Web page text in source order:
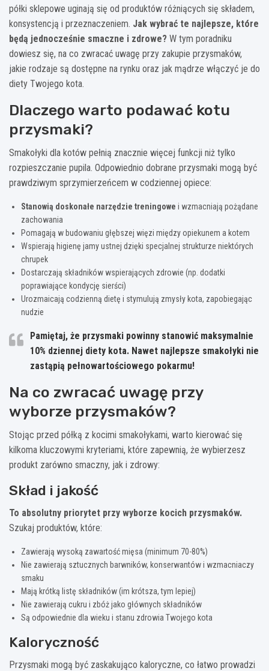
półki sklepowe uginają się od produktów różniących się składem,
konsystencją i przeznaczeniem. Jak wybrać te najlepsze, które
będą jednocześnie smaczne i zdrowe? W tym poradniku
dowiesz się, na co zwracać uwagę przy zakupie przysmaków,
jakie rodzaje są dostępne na rynku oraz jak mądrze włączyć je do
diety Twojego kota.
Dlaczego warto podawać kotu
przysmaki?
Smakołyki dla kotów pełnią znacznie więcej funkcji niż tylko
rozpieszczanie pupila. Odpowiednio dobrane przysmaki mogą być
prawdziwym sprzymierzeńcem w codziennej opiece:
Stanowią doskonałe narzędzie treningowe i wzmacniają pożądane
zachowania
Pomagają w budowaniu głębszej więzi między opiekunem a kotem
Wspierają higienę jamy ustnej dzięki specjalnej strukturze niektórych
chrupek
Dostarczają składników wspierających zdrowie (np. dodatki
poprawiające kondycję sierści)
Urozmaicają codzienną dietę i stymulują zmysły kota, zapobiegając
nudzie
Pamiętaj, że przysmaki powinny stanowić maksymalnie
10% dziennej diety kota. Nawet najlepsze smakołyki nie
zastąpią pełnowartościowego pokarmu!
Na co zwracać uwagę przy
wyborze przysmaków?
Stojąc przed półką z kocimi smakołykami, warto kierować się
kilkoma kluczowymi kryteriami, które zapewnią, że wybierzesz
produkt zarówno smaczny, jak i zdrowy:
Skład i jakość
To absolutny priorytet przy wyborze kocich przysmaków.
Szukaj produktów, które:
Zawierają wysoką zawartość mięsa (minimum 70-80%)
Nie zawierają sztucznych barwników, konserwantów i wzmacniaczy
smaku
Mają krótką listę składników (im krótsza, tym lepiej)
Nie zawierają cukru i zbóż jako głównych składników
Są odpowiednie dla wieku i stanu zdrowia Twojego kota
Kaloryczność
Przysmaki mogą być zaskakująco kaloryczne, co łatwo prowadzi